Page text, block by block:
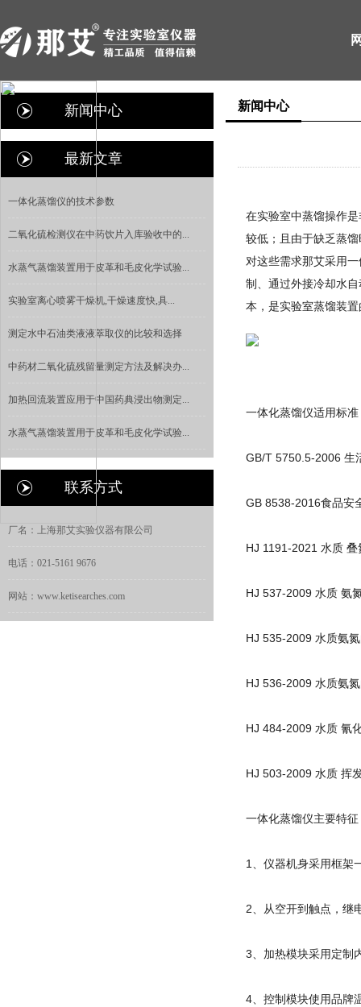
新闻中心
最新文章
一体化蒸馏仪的技术参数
二氧化硫检测仪在中药饮片入库验收中的...
水蒸气蒸馏装置用于皮革和毛皮化学试验...
实验室离心喷雾干燥机,干燥速度快,具...
测定水中石油类液液萃取仪的比较和选择
中药材二氧化硫残留量测定方法及解决办...
加热回流装置应用于中国药典浸出物测定...
水蒸气蒸馏装置用于皮革和毛皮化学试验...
联系方式
厂名：上海那艾实验仪器有限公司
电话：021-5161 9676
网站：www.ketisearches.com
新闻中心
在实验室中蒸馏操作
较低；且由于缺乏蒸
对这些需求那艾采用
制、通过外接冷却水
本，是实验室蒸馏装
一体化蒸馏仪适用标准
GB/T 5750.5-2006 生
GB 8538-2016食品安
HJ 1191-2021 水质
HJ 537-2009 水质 氨
HJ 535-2009 水质氨
HJ 536-2009 水质氨
HJ 484-2009 水质 氰
HJ 503-2009 水质 挥
一体化蒸馏仪主要特征
1、仪器机身采用框架
2、从空开到触点，继
3、加热模块采用定制
4、控制模块使用品牌